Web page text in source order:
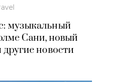
музыкальный
Сани, новый
новости